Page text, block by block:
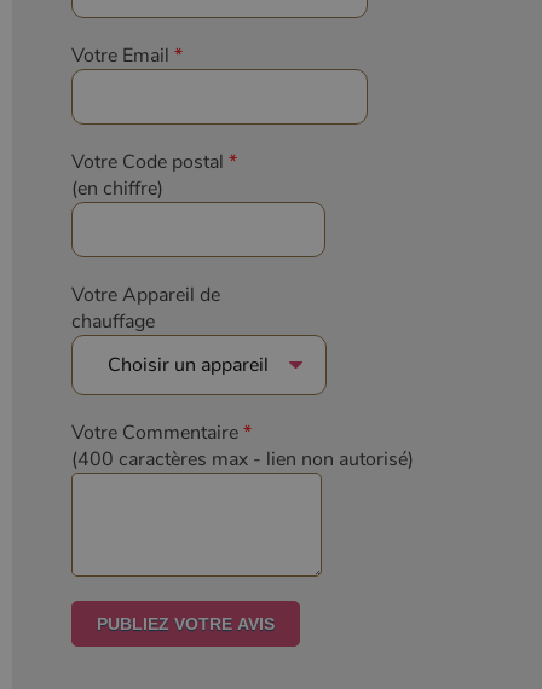
Votre Email *
Votre Code postal *
(en chiffre)
Votre Appareil de
chauffage
Votre Commentaire*
(400 caractères max - lien non autorisé)